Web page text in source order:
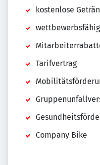
kostenlose
Tarifvertrag
Company Bike